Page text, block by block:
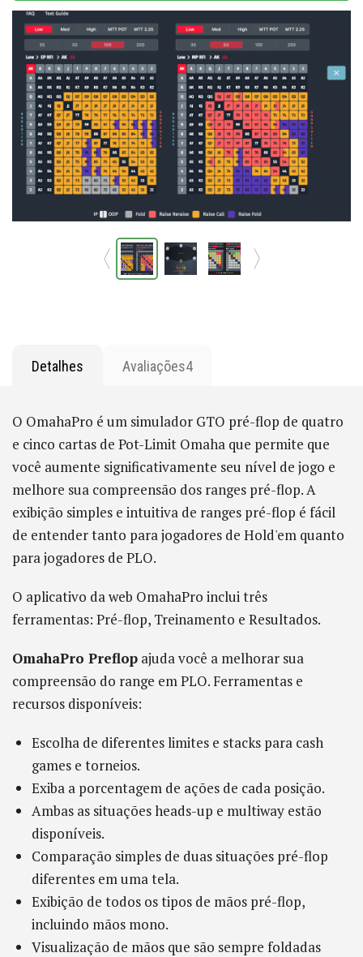
Detalhes Avaliações4
O OmahaPro é um simulador GTO pré-flop de quatro
e cinco cartas de Pot-Limit Omaha que permite que
você aumente significativamente seu nível de jogo e
melhore sua compreensão dos ranges pré-flop. A
exibição simples e intuitiva de ranges pré-flop é fácil
de entender tanto para jogadores de Hold'em quanto
para jogadores de PLO.
O aplicativo da web OmahaPro inclui três
ferramentas: Pré-flop, Treinamento e Resultados.
OmahaPro Preflop ajuda você a melhorar sua
compreensão do range em PLO. Ferramentas e
recursos disponíveis:
Escolha de diferentes limites e stacks para cash
games e torneios.
Exiba a porcentagem de ações de cada posição.
Ambas as situações heads-up e multiway estão
disponíveis.
Comparação simples de duas situações pré-flop
diferentes em uma tela.
Exibição de todos os tipos de mãos pré-flop,
incluindo mãos mono.
Visualização de mãos que são sempre foldadas